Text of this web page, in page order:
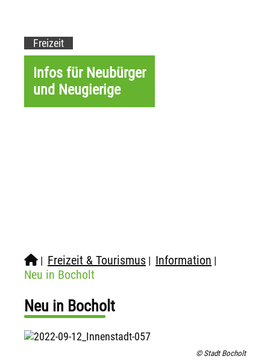
Freizeit
Infos für Neubürger
und Neugierige
| Freizeit & Tourismus | Information |
Neu in Bocholt
Neu in Bocholt
© Stadt Bocholt